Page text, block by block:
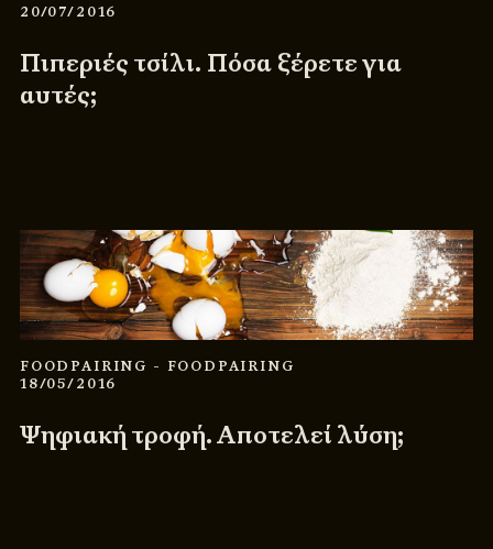
20/07/2016
Πιπεριές τσίλι. Πόσα ξέρετε για
αυτές;
FOODPAIRING - FOODPAIRING
18/05/2016
Ψηφιακή τροφή. Αποτελεί λύση;